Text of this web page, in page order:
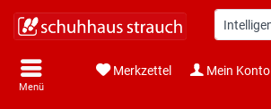
Menü
Merkzettel Mein Konto